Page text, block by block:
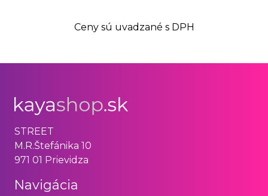
Ceny sú uvadzané s DPH
STREET
M.R.Štefánika 10
971 01 Prievidza
Navigácia